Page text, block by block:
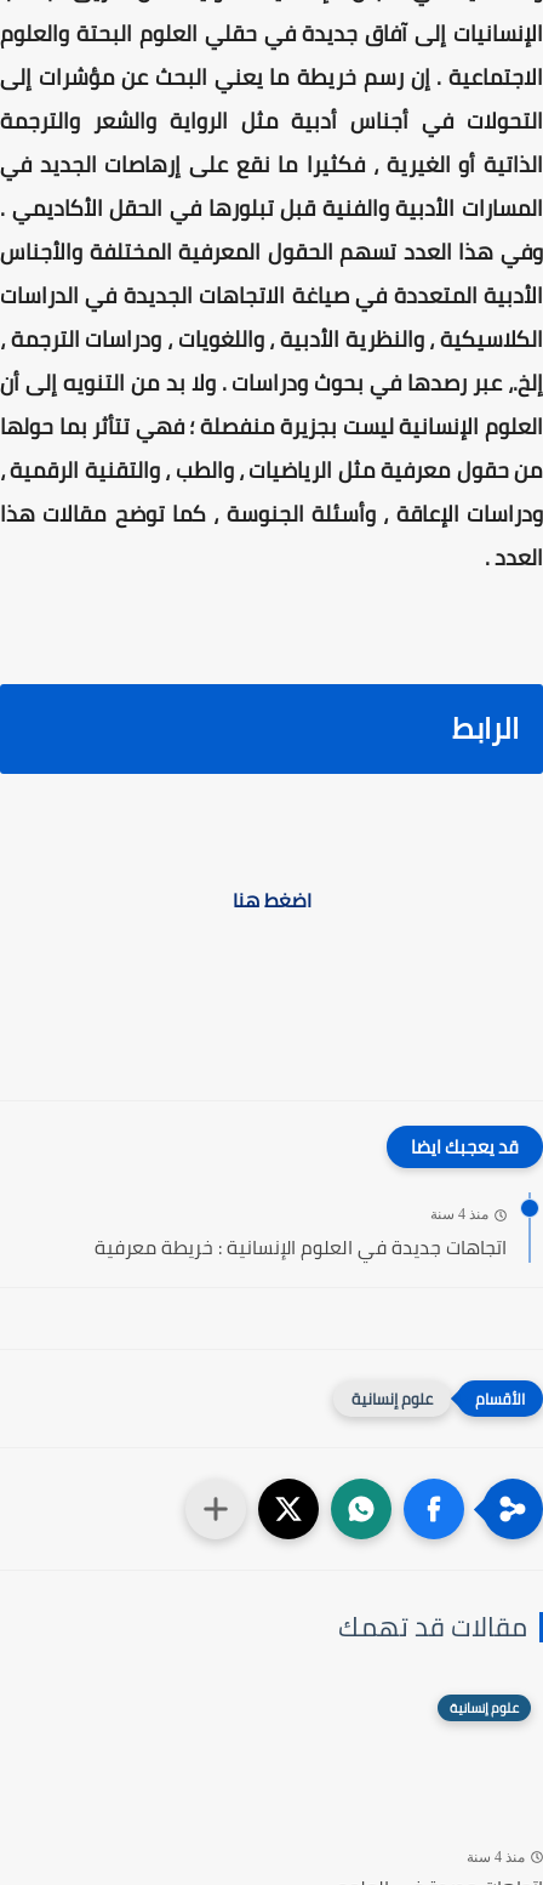
الإنسانيات إلى آفاق جديدة في حقلي العلوم البحتة والعلوم
الاجتماعية . إن رسم خريطة ما يعني البحث عن مؤشرات إلى
التحولات في أجناس أدبية مثل الرواية والشعر والترجمة
الذاتية أو الغيرية ، فكثيرا ما نقع على إرهاصات الجديد في
المسارات الأدبية والفنية قبل تبلورها في الحقل الأكاديمي .
وفي هذا العدد تسهم الحقول المعرفية المختلفة والأجناس
الأدبية المتعددة في صياغة الاتجاهات الجديدة في الدراسات
الكلاسيكية ، والنظرية الأدبية ، واللغويات ، ودراسات الترجمة ،
إلخ.، عبر رصدها في بحوث ودراسات . ولا بد من التنويه إلى أن
العلوم الإنسانية ليست بجزيرة منفصلة ؛ فهي تتأثر بما حولها
من حقول معرفية مثل الرياضيات ، والطب ، والتقنية الرقمية ،
ودراسات الإعاقة ، وأسئلة الجنوسة ، كما توضح مقالات هذا
العدد .
الرابط
اضغط هنا
قد يعجبك ايضا
منذ 4 سنة
اتجاهات جديدة في العلوم الإنسانية : خريطة معرفية
علوم إنسانية
مقالات قد تهمك
علوم إنسانية
منذ 4 سنة